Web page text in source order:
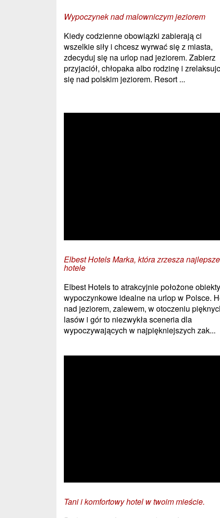
Wypoczynek nad malowniczym jeziorem
Kiedy codzienne obowiązki zabierają ci
wszelkie siły i chcesz wyrwać się z miasta,
zdecyduj się na urlop nad jeziorem. Zabierz
przyjaciół, chłopaka albo rodzinę i
się nad polskim jeziorem. Resort ...
Elbest Hotels Marka, która zrzesza najlepsze
hotele
Elbest Hotels to atrakcyjnie położone obiekty
wypoczynkowe idealne na urlop w Polsce.
nad jeziorem, zalewem, w otoczeniu
lasów i gór to niezwykła sceneria dla
wypoczywających w najpiękniejszych zak...
Tani i komfortowy hotel w twoim mieście.